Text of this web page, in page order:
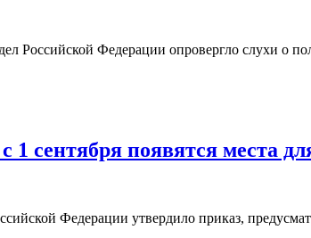
Российской Федерации опровергло слухи о
1 сентября появятся места
Федерации утвердило приказ,